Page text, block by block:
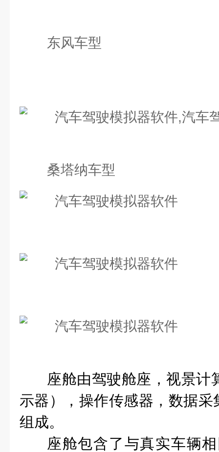
东风车型
桑塔纳车型
座舱由驾驶舱座，视景计
示器），操作传感器，数据
组成。
座舱包含了与真实车辆